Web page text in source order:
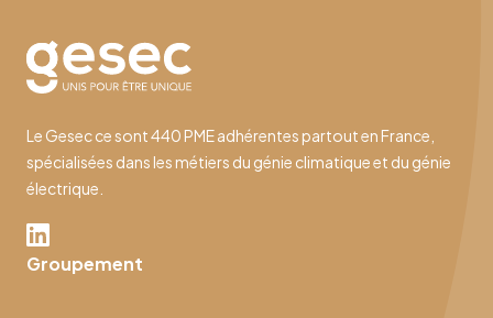
Le Gesec ce sont 440 PME adhérentes partout en France,
spécialisées dans les métiers du génie climatique et du génie
électrique.
Groupement